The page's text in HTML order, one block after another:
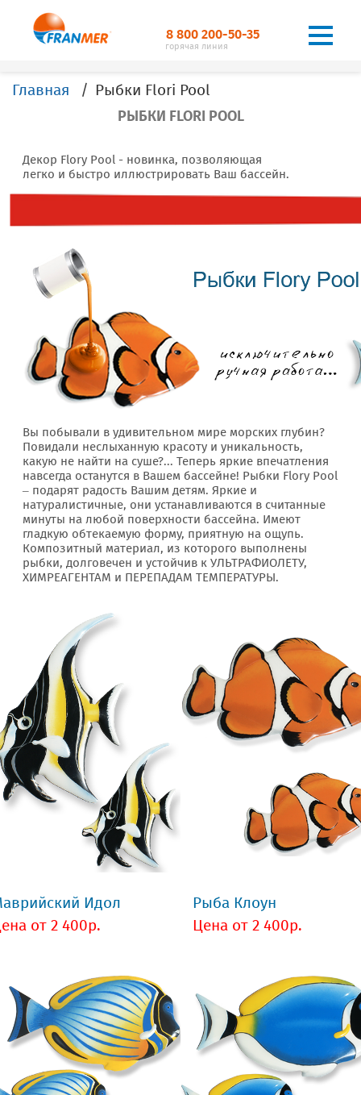
8 800 200-50-35
горячая линия
Главная Рыбки Flori Pool
РЫБКИ FLORI POOL
Декор Flory Pool - новинка, позволяющая
легко и быстро иллюстрировать Ваш бассейн.
Вы побывали в удивительном мире морских глубин?
Повидали неслыханную красоту и уникальность,
какую не найти на суше?... Теперь яркие впечатления
навсегда останутся в Вашем бассейне! Рыбки Flory Pool
– подарят радость Вашим детям. Яркие и
натуралистичные, они устанавливаются в считанные
минуты на любой поверхности бассейна. Имеют
гладкую обтекаемую форму, приятную на ощупь.
Композитный материал, из которого выполнены
рыбки, долговечен и устойчив к УЛЬТРАФИОЛЕТУ,
ХИМРЕАГЕНТАМ и ПЕРЕПАДАМ ТЕМПЕРАТУРЫ.
Идол
от 2 400р.
Рыба Клоун
Цена от 2 400р.